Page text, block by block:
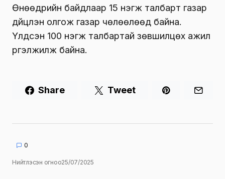
Өнөөдрийн байдлаар 15 нэгж талбарт газар
дүйцүүлэн олгож газар чөлөөлөөд байна.
Үлдсэн 100 нэгж талбартай зөвшилцөх ажил
үргэлжилж байна.
Share Tweet
0
Нийтлэсэн огноо25/07/2025